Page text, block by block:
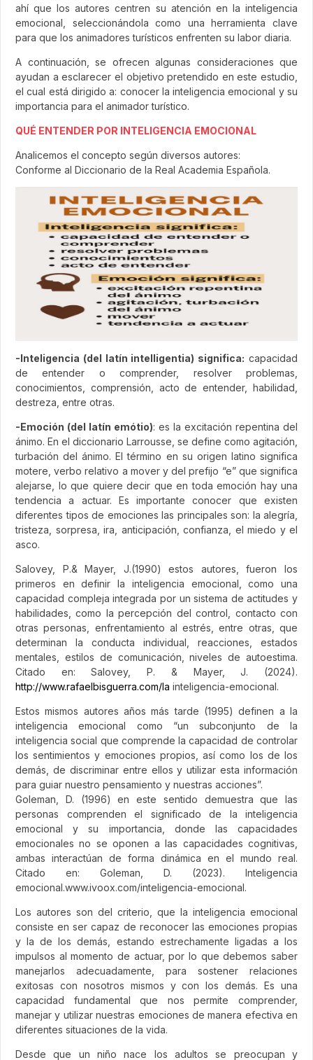
ahí que los autores centren su atención en la inteligencia
emocional, seleccionándola como una herramienta clave
para que los animadores turísticos enfrenten su labor diaria.
A continuación, se ofrecen algunas consideraciones que
ayudan a esclarecer el objetivo pretendido en este estudio,
el cual está dirigido a: conocer la inteligencia emocional y su
importancia para el animador turístico.
QUÉ ENTENDER POR INTELIGENCIA EMOCIONAL
Analicemos el concepto según diversos autores:
Conforme al Diccionario de la Real Academia Española.
-Inteligencia (del latín intelligentia) significa: capacidad
de entender o comprender, resolver problemas,
conocimientos, comprensión, acto de entender, habilidad,
destreza, entre otras.
-Emoción (del latín emótio): es la excitación repentina del
ánimo. En el diccionario Larrousse, se define como agitación,
turbación del ánimo. El término en su origen latino significa
motere, verbo relativo a mover y del prefijo “e” que significa
alejarse, lo que quiere decir que en toda emoción hay una
tendencia a actuar. Es importante conocer que existen
diferentes tipos de emociones las principales son: la alegría,
tristeza, sorpresa, ira, anticipación, confianza, el miedo y el
asco.
Salovey, P.& Mayer, J.(1990) estos autores, fueron los
primeros en definir la inteligencia emocional, como una
capacidad compleja integrada por un sistema de actitudes y
habilidades, como la percepción del control, contacto con
otras personas, enfrentamiento al estrés, entre otras, que
determinan la conducta individual, reacciones, estados
mentales, estilos de comunicación, niveles de autoestima.
Citado en: Salovey, P. & Mayer, J. (2024).
http://www.rafaelbisguerra.com/la inteligencia-emocional.
Estos mismos autores años más tarde (1995) definen a la
inteligencia emocional como “un subconjunto de la
inteligencia social que comprende la capacidad de controlar
los sentimientos y emociones propios, así como los de los
demás, de discriminar entre ellos y utilizar esta información
para guiar nuestro pensamiento y nuestras acciones”.
Goleman, D. (1996) en este sentido demuestra que las
personas comprenden el significado de la inteligencia
emocional y su importancia, donde las capacidades
emocionales no se oponen a las capacidades cognitivas,
ambas interactúan de forma dinámica en el mundo real.
Citado en: Goleman, D. (2023). Inteligencia
emocional.www.ivoox.com/inteligencia-emocional.
Los autores son del criterio, que la inteligencia emocional
consiste en ser capaz de reconocer las emociones propias
y la de los demás, estando estrechamente ligadas a los
impulsos al momento de actuar, por lo que debemos saber
manejarlos adecuadamente, para sostener relaciones
exitosas con nosotros mismos y con los demás. Es una
capacidad fundamental que nos permite comprender,
manejar y utilizar nuestras emociones de manera efectiva en
diferentes situaciones de la vida.
Desde que un niño nace los adultos se preocupan y